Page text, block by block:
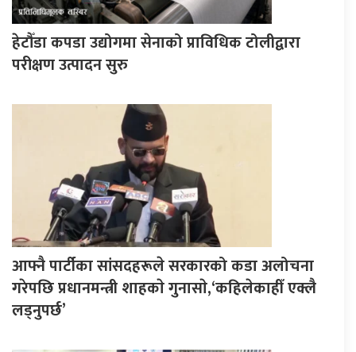
हेटौँडा कपडा उद्योगमा सेनाको प्राविधिक टोलीद्वारा
परीक्षण उत्पादन सुरु
आफ्नै पार्टीका सांसदहरूले सरकारको कडा अलोचना
गरेपछि प्रधानमन्त्री शाहकाे गुनासाे,‘कहिलेकाहीँ एक्लै
लड्नुपर्छ’